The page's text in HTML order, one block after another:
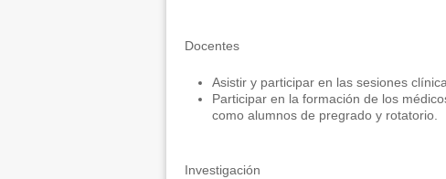
Docentes
Asistir y participar en las sesiones
Participar en la formación de los
como alumnos de pregrado y rotatorio.
Investigación